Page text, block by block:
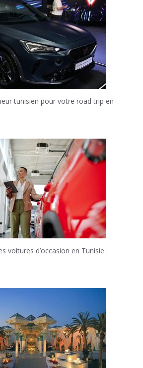
tunisien pour votre road trip en
voitures d’occasion en Tunisie :